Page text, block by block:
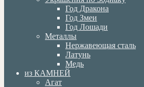
Год Дракона
Год Змеи
Год Лошади
Металлы
Нержавеющая сталь
Латунь
Медь
из КАМНЕЙ
Агат